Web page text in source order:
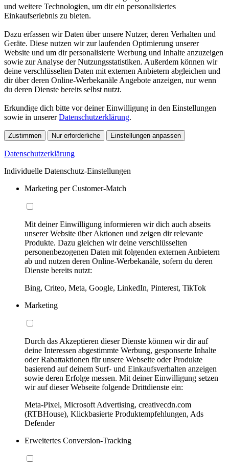
und weitere Technologien, um dir ein personalisiertes
Einkaufserlebnis zu bieten.
Dazu erfassen wir Daten über unsere Nutzer, deren Verhalten und
Geräte. Diese nutzen wir zur laufenden Optimierung unserer
Website und um dir personalisierte Werbung und Inhalte anzuzeigen
sowie zur Analyse der Nutzungsstatistiken. Außerdem können wir
deine verschlüsselten Daten mit externen Anbietern abgleichen und
dir über deren Online-Werbekanäle Angebote anzeigen, nur wenn
du deren Dienste bereits selbst nutzt.
Erkundige dich bitte vor deiner Einwilligung in den Einstellungen
sowie in unsererDatenschutzerklärung.
Zustimmen Nur erforderliche Einstellungen anpassen
Datenschutzerklärung
Individuelle Datenschutz-Einstellungen
Marketing per Customer-Match
Mit deiner Einwilligung informieren wir dich auch abseits
unserer Website über Aktionen und zeigen dir relevante
Produkte. Dazu gleichen wir deine verschlüsselten
personenbezogenen Daten mit folgenden externen Anbietern
ab und nutzen deren Online-Werbekanäle, sofern du deren
Dienste bereits nutzt:
Bing, Criteo, Meta, Google, LinkedIn, Pinterest, TikTok
Marketing
Durch das Akzeptieren dieser Dienste können wir dir auf
deine Interessen abgestimmte Werbung, gesponserte Inhalte
oder Rabattaktionen für unsere Webseite oder Produkte
basierend auf deinem Surf- und Einkaufsverhalten anzeigen
sowie deren Erfolge messen. Mit deiner Einwilligung setzen
wir auf dieser Webseite folgende Drittdienste ein:
Meta-Pixel, Microsoft Advertising, creativecdn.com
(RTBHouse), Klickbasierte Produktempfehlungen, Ads
Defender
Erweitertes Conversion-Tracking